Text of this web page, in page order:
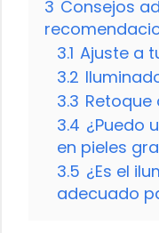
3 Consejos
3.1 Ajuste a
3.2
3.3 Retoque
3.4 ¿Puedo
en pieles
3.5 ¿Es el
adecuado